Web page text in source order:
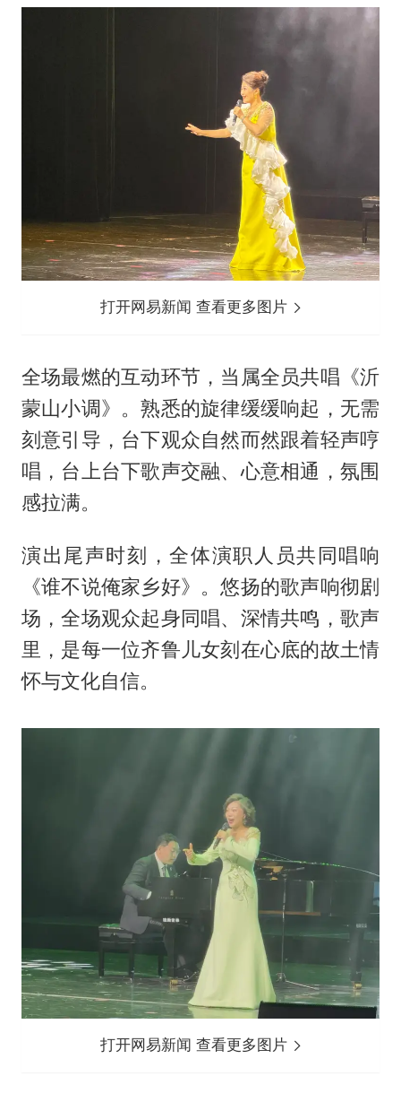
打开网易新闻 查看更多图片
全场最燃的互动环节，当属全员共唱《沂
蒙山小调》。熟悉的旋律缓缓响起，无需
刻意引导，台下观众自然而然跟着轻声哼
唱，台上台下歌声交融、心意相通，氛围
感拉满。
演出尾声时刻，全体演职人员共同唱响
《谁不说俺家乡好》。悠扬的歌声响彻剧
场，全场观众起身同唱、深情共鸣，歌声
里，是每一位齐鲁儿女刻在心底的故土情
怀与文化自信。
打开网易新闻 查看更多图片